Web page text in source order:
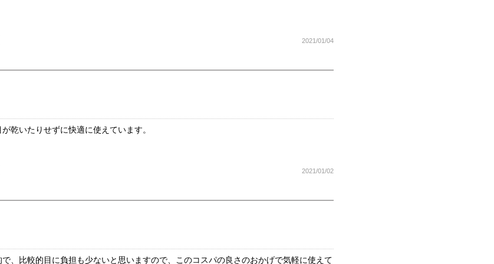
2021/01/04
乾いたりせずに快適に使えています。
2021/01/02
、比較的目に負担も少ないと思いますので、このコスパの良さのおかげで気軽に使えて